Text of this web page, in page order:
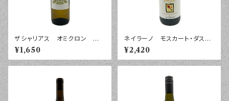
ザシャリアス オミクロン ホ
ワイト ペロポネソス ２０２４
年 ７５０ｍｌ
¥1,650
ネイラーノ モスカート・ダステ
ィ ピツレ ２０２４年 ７５０
ｍｌ
¥2,420